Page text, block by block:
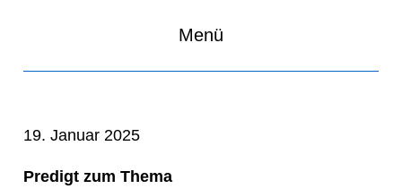
Menü
19. Januar 2025
Predigt zum Thema